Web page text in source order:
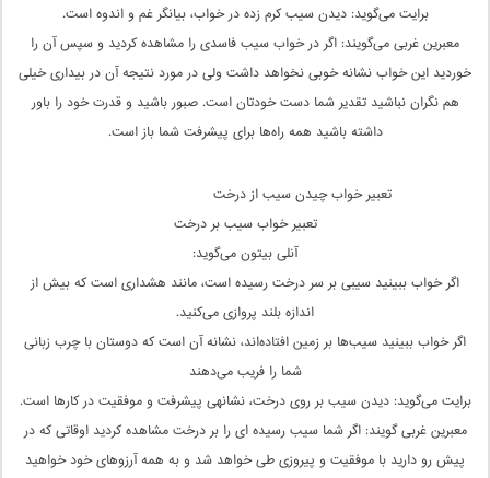
برایت می‌گوید: دیدن سیب كرم زده در خواب، بیانگر غم و اندوه است.
معبرین غربی می‌گویند: اگر در خواب سیب فاسدی را مشاهده کردید و سپس آن را
خوردید این خواب نشانه خوبی نخواهد داشت ولی در مورد نتیجه آن در بیداری خیلی
هم نگران نباشید تقدیر شما دست خودتان است. صبور باشید و قدرت خود را باور
داشته باشید همه راه‌ها برای پیشرفت شما باز است.
تعبیر خواب چیدن سیب از درخت
تعبیر خواب سیب بر درخت
آنلی بیتون می‌گوید:
اگر خواب ببینید سیبی بر سر درخت رسیده است، مانند هشداری است که بیش از
اندازه بلند پروازی می‌کنید.
اگر خواب ببینید سیب‌ها بر زمین افتاده‌اند، نشانه آن است که دوستان با چرب زبانی
شما را فریب می‌دهند
برایت می‌گوید: دیدن سیب بر روى درخت، نشانه‏ى پیشرفت و موفقیت در كارها است.
معبرین غربی گویند: اگر شما سیب رسیده ای را بر درخت مشاهده کردید اوقاتی که در
پیش رو دارید با موفقیت و پیروزی طی خواهد شد و به همه آرزوهای خود خواهید